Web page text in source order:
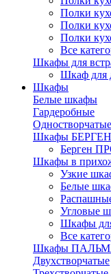
Полки
Полки
Полки
Все
Шкафы для
Шкаф для
Шкафы
Белые шкафы
Гардеробные
Одностворчатые
Шкафы БЕРГЕН
Берген
Шкафы в
Узкие
Белые
Угловые
Шкафы
Все
Шкафы
Двухстворчатые